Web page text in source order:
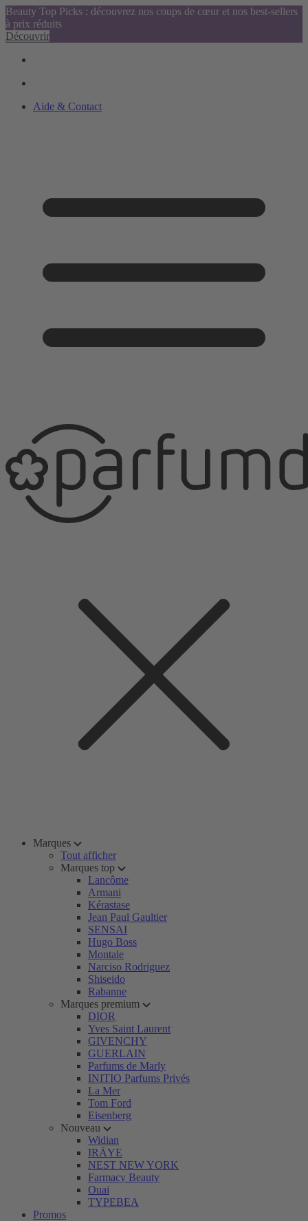
Beauty Top Picks : découvrez nos coups de cœur et nos best-sellers
à prix réduits
Découvrir
Aide & Contact
Marques
Tout afficher
Marques top
Lancôme
Armani
Kérastase
Jean Paul Gaultier
SENSAI
Hugo Boss
Montale
Narciso Rodriguez
Shiseido
Rabanne
Marques premium
DIOR
Yves Saint Laurent
GIVENCHY
GUERLAIN
Parfums de Marly
INITIO Parfums Privés
La Mer
Tom Ford
Eisenberg
Nouveau
Widian
IRÄYE
NEST NEW YORK
Farmacy Beauty
Ouai
TYPEBEA
Promos